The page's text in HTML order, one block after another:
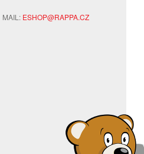
MAIL: ESHOP@RAPPA.CZ